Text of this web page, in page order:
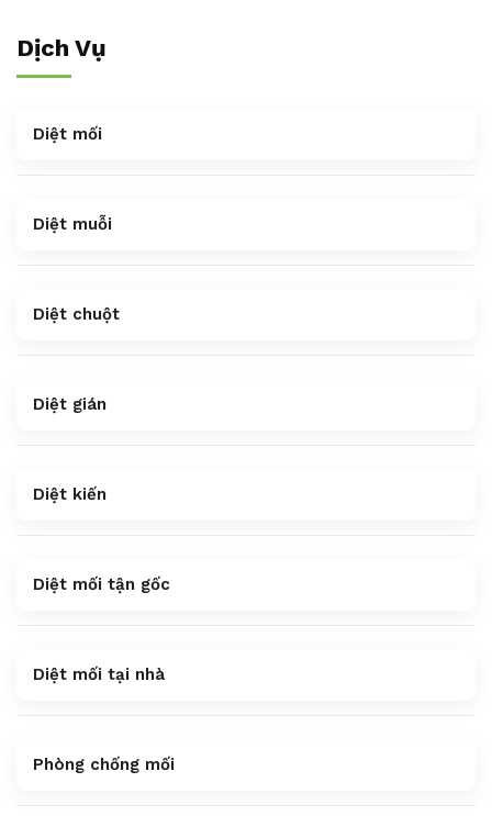
Dịch Vụ
Diệt mối
Diệt muỗi
Diệt chuột
Diệt gián
Diệt kiến
Diệt mối tận gốc
Diệt mối tại nhà
Phòng chống mối